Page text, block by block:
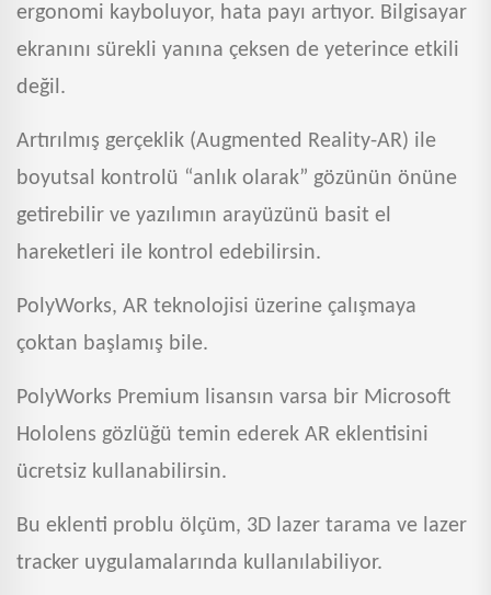
ergonomi kayboluyor, hata payı artıyor. Bilgisayar
ekranını sürekli yanına çeksen de yeterince etkili
değil.
Artırılmış gerçeklik (Augmented Reality-AR) ile
boyutsal kontrolü “anlık olarak” gözünün önüne
getirebilir ve yazılımın arayüzünü basit el
hareketleri ile kontrol edebilirsin.
PolyWorks, AR teknolojisi üzerine çalışmaya
çoktan başlamış bile.
PolyWorks Premium lisansın varsa bir Microsoft
Hololens gözlüğü temin ederek AR eklentisini
ücretsiz kullanabilirsin.
Bu eklenti problu ölçüm, 3D lazer tarama ve lazer
tracker uygulamalarında kullanılabiliyor.